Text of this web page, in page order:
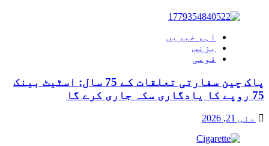
اہم خبریں
بزنس
قومی
پاک چین سفارتی تعلقات کے 75 سال: اسٹیٹ بینک
75 روپے کا یادگاری سکہ جاری کرے گا
مئی 21, 2026